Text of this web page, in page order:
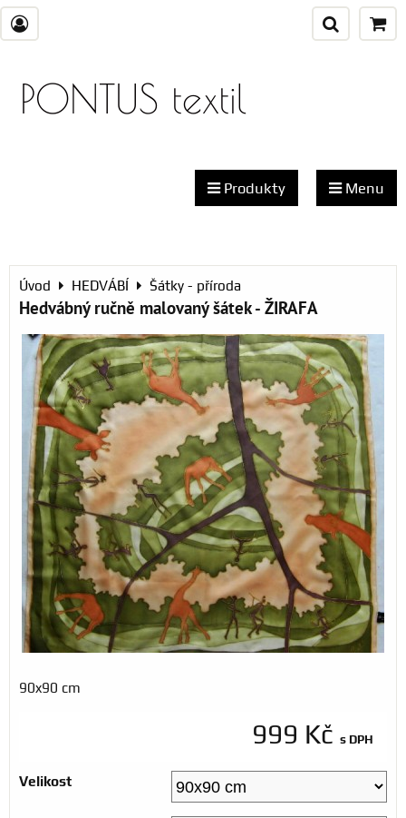
PONTUS textil
Produkty Menu
Úvod HEDVÁBÍ Šátky - příroda
Hedvábný ručně malovaný šátek - ŽIRAFA
90x90 cm
999 Kč s DPH
Velikost